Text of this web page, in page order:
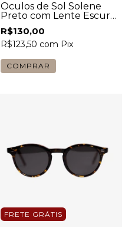
Óculos de Sol Solene
Preto com Lente Escura
Unissex
R$130,00
R$123,50 com Pix
COMPRAR
FRETE GRÁTIS